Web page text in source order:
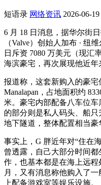
短语录 网络资讯 2026-06-
6 月 18 日消息，据华尔街
（Valve）创始人加布 · 纽
日斥资 7080 万美元（现汇
海滨豪宅，再次展现他近年
报道称，这套新购入的豪
Manalapan，占地面积约
米。豪宅内部配备八车位
的部分则是私人码头、船
地下隧道，整体配置相当豪
事实上，G 胖近年对“住在
曾透露，自己大部分时间
作，也基本都是在海上远程
月，又有消息称他购入了
上配备游戏室等娱乐设施。